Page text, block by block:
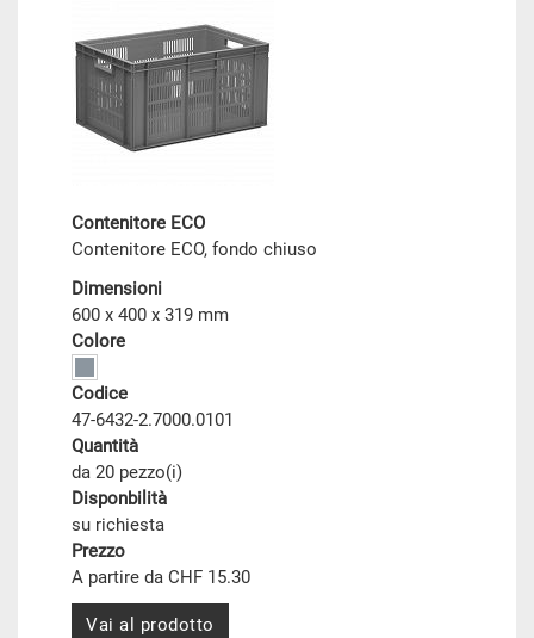
Contenitore ECO
Contenitore ECO, fondo chiuso
Dimensioni
600 x 400 x 319 mm
Colore
Codice
47-6432-2.7000.0101
Quantità
da 20 pezzo(i)
Disponbilità
su richiesta
Prezzo
A partire da CHF 15.30
Vai al prodotto